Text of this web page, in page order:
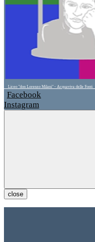
Liceo "don Lorenzo Milani" - Acquaviva delle Fonti
Facebook
Instagram
close